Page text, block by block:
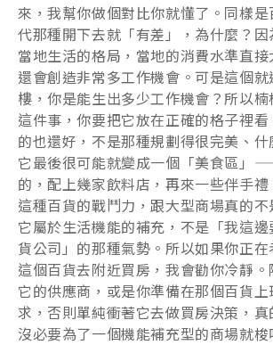
來，我幫你做個對比你就懂了。同樣
代那種開下去就「有差」，為什麼？
當地生活的格局，當地的消費水準直
還會創造非常多工作機會。可是這個
樓，你是能生出多少工作機會？所以
這件事，你要把它放在正確的格子裡
的也還好，不是那種規劃得很完美、什
它最後很可能就變成一個「美食區」
的，配上幾家飲料店，再來一些伴手禮
這種百貨的戰鬥力，跟大型商場真的不
它屬於生活機能的補充，不是「我這
貨公司」的那種氣勢。所以如果你正
這個百貨去附近買房，我會勸你冷靜
它的供應商，或是你準備在那個百貨
求，否則單純衝著它去做買房決策，真
沒必要為了一個機能補充型的商場就梭